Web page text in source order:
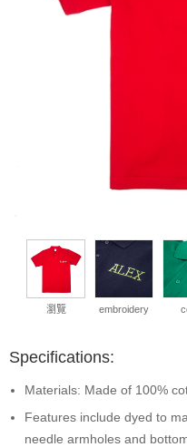
瀏覽 embroidery
Specifications:
Materials: Made of 100%
Features include dyed to
needle armholes and